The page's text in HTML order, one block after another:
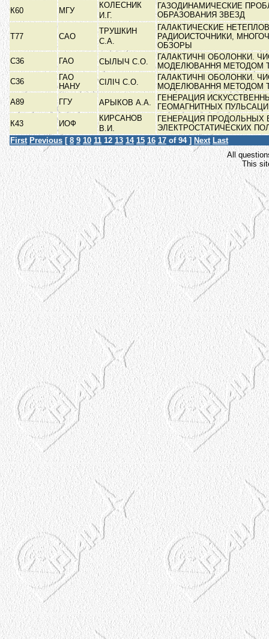
К60
МГУ
КОЛЕСНИК
И.Г.
ГАЗОДИНАМИЧЕСКИЕ
ОБРАЗОВАНИЯ ЗВЕЗД
Т77 САО
ТРУШКИН
С.А.
ГАЛАКТИЧЕСКИЕ
РАДИОИСТОЧНИКИ,
ОБЗОРЫ
С36
ГАО СЫЛЫЧ С.О.
ГАЛАКТИЧНІ ОБОЛОНКИ.
МОДЕЛЮВАННЯ МЕТОДОМ
С36
ГАО
НАНУ
СІЛІЧ С.О.
ГАЛАКТИЧНІ ОБОЛОНКИ.
МОДЕЛЮВАННЯ МЕТОДОМ
А89
ГГУ АРЫКОВ А.А.
ГЕНЕРАЦИЯ
ГЕОМАГНИТНЫХ
К43
ИОФ
КИРСАНОВ
В.И.
ГЕНЕРАЦИЯ ПРОДОЛЬНЫХ
ЭЛЕКТРОСТАТИЧЕСКИХ
First Previous [ 8 9 10 11 12 13 14 15 16 17 of 94 ] Next Last
All
This